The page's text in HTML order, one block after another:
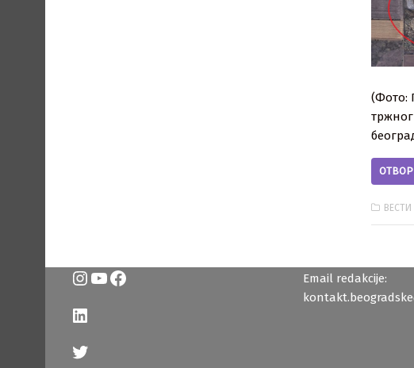
(Фото:
ВЕСТИ
Instagram
YouTube
Facebook
LinkedIn
Twitter
Email redakcije: